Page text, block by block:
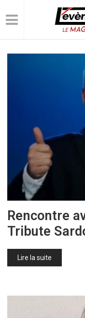
Rencontre
Tribute
Lire la suite